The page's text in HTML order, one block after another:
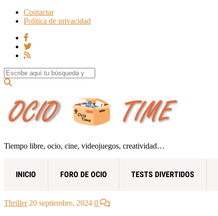
Contactar
Política de privacidad
Search for:
Tiempo libre, ocio, cine, videojuegos, creatividad…
INICIO FORO DE OCIO TESTS DIVERTIDOS
Thriller 20 septiembre, 2024 0